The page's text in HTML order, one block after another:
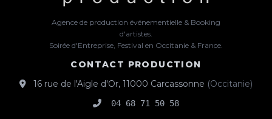
Agence de production événementielle & Booking
d'artistes.
Soirée d'Entreprise, Festival en Occitanie & France.
CONTACT PRODUCTION
16 rue de l'Aigle d'Or, 11000 Carcassonne (Occitanie)
04 68 71 50 58